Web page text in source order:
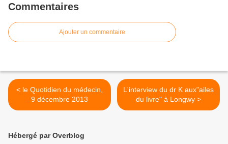
Commentaires
Ajouter un commentaire
< le Quotidien du médecin,
9 décembre 2013
L'interview du dr K aux"ailes
du livre" à Longwy >
Hébergé par Overblog